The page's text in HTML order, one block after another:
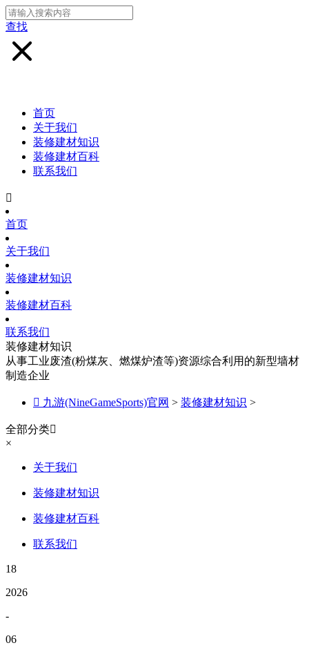
查找
首页
关于我们
装修建材知识
装修建材百科
联系我们

首页
关于我们
装修建材知识
装修建材百科
联系我们
装修建材知识
从事工业废渣(粉煤灰、燃煤炉渣等)资源综合利用的新型墙材
制造企业
 九游(NineGameSports)官网 > 装修建材知识 >
全部分类
×
关于我们
装修建材知识
装修建材百科
联系我们
18
2026
-
06